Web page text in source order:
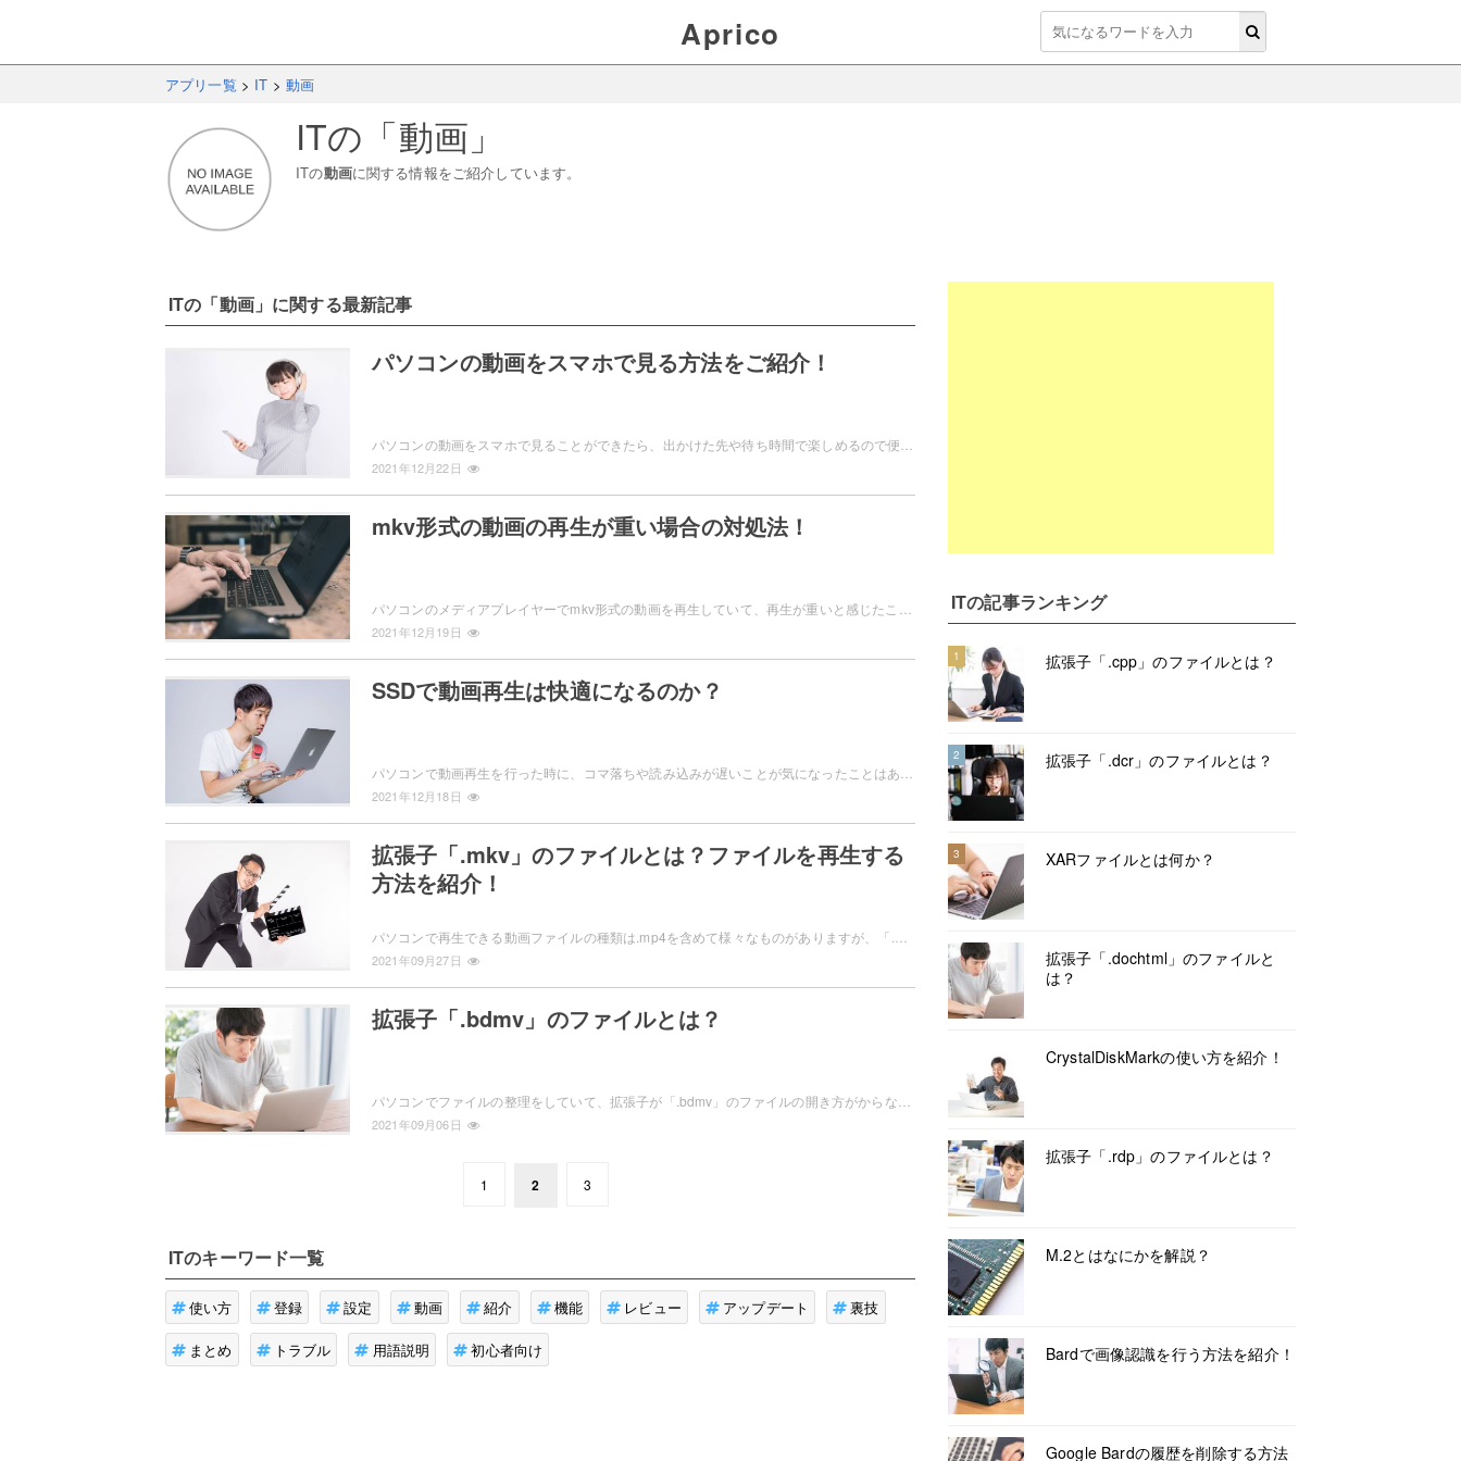
Aprico
アプリ一覧 > IT >動画
ITの「動画 」
ITの動画に関する情報をご紹介しています。
ITの「動画」に関する最新記事
パソコンの動画をスマホで見る方法をご紹介！
2021年12月22日
mkv形式の動画の再生が重い場合の対処法！
2021年12月19日
SSDで動画再生は快適になるのか？
2021年12月18日
拡張子「.mkv」のファイルとは？ファイルを再生する
方法を紹介！
2021年09月27日
拡張子「.bdmv」のファイルとは？
2021年09月06日
1 2 3
ITのキーワード一覧
使い方 登録 設定 動画 紹介 機能 レビュー アップデート 裏技
まとめ トラブル 用語説明 初心者向け
ITの記事ランキング
1 拡張子「.cpp」のファイルとは？
2 拡張子「.dcr」のファイルとは？
3 XARファイルとは何か？
拡張子「.dochtml」のファイルと
は？
CrystalDiskMarkの使い方を紹介！
拡張子「.rdp」のファイルとは？
M.2とはなにかを解説？
Bardで画像認識を行う方法を紹介！
Google Bardの履歴を削除する方法